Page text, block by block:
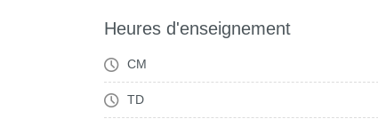
Heures d'enseignement
CM
TD